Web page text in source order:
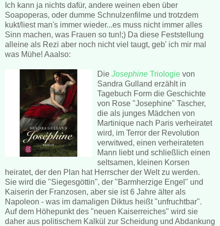
Ich kann ja nichts dafür, andere weinen eben über
Soapoperas, oder dumme Schnulzenfilme und trotzdem
kukt/liest man's immer wieder...es muss nicht immer alles
Sinn machen, was Frauen so tun!;) Da diese Feststellung
alleine als Rezi aber noch nicht viel taugt, geb' ich mir mal
was Mühe! Aaalso:
Die Josephine Triologie von
Sandra Gulland erzählt in
Tagebuch Form die Geschichte
von Rose "Josephine" Tascher,
die als junges Mädchen von
Martinique nach Paris verheiratet
wird, im Terror der Revolution
verwitwed, einen verheirateten
Mann liebt und schließlich einen
seltsamen, kleinen Korsen
heiratet, der den Plan hat Herrscher der Welt zu werden.
Sie wird die "Siegesgöttin", der "Barmherzige Engel" und
Kaiserin der Franzosen, aber sie ist 6 Jahre älter als
Napoleon - was im damaligen Diktus heißt "unfruchtbar".
Auf dem Höhepunkt des "neuen Kaiserreiches" wird sie
daher aus politischem Kalkül zur Scheidung und Abdankung